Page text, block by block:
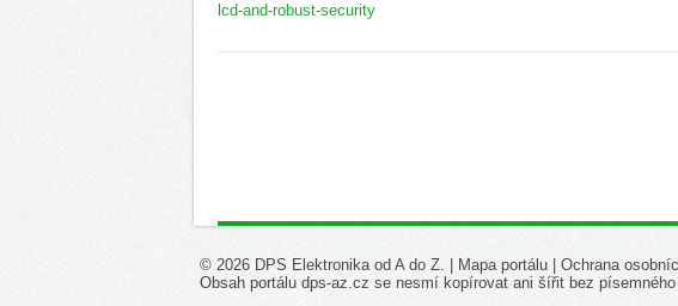
lcd-and-robust-security
© 2026 DPS Elektronika od A do Z. | Mapa portálu Ochrana
Obsah portálu dps-az.cz se nesmí kopírovat ani šířit bez